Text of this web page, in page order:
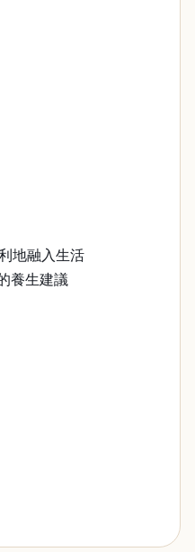
地融入生活
養生建議